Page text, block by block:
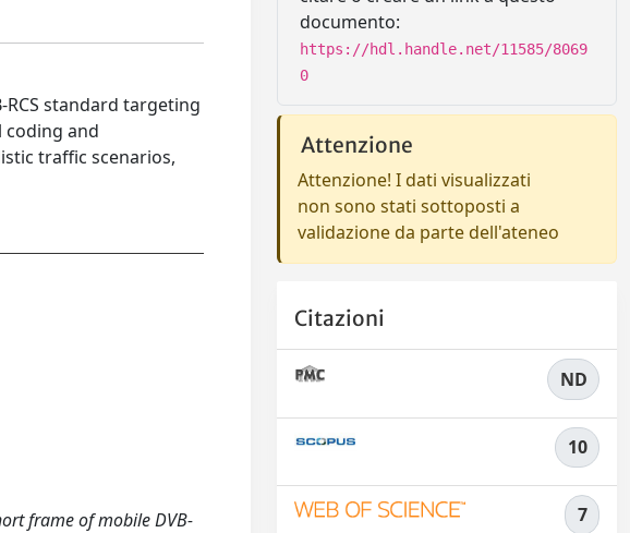
standard targeting
coding and
traffic scenarios,
frame of mobile DVB-
documento:
https://hdl.handle.net/11585/8069
0
Attenzione
Attenzione! I dati visualizzati
non sono stati sottoposti a
validazione da parte dell'ateneo
Citazioni
ND
10
7